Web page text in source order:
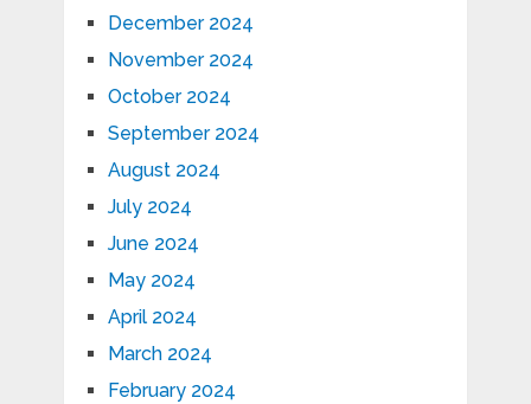
December 2024
November 2024
October 2024
September 2024
August 2024
July 2024
June 2024
May 2024
April 2024
March 2024
February 2024